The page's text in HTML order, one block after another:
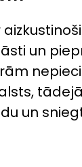
un
un